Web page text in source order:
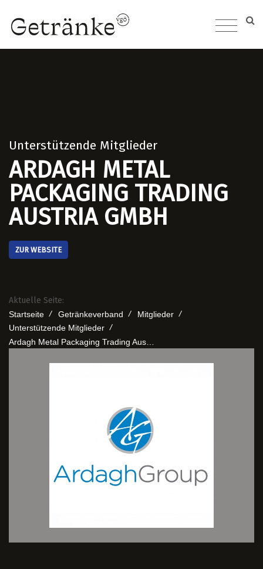
Unterstützende Mitglieder
ARDAGH METAL
PACKAGING TRADING
AUSTRIA GMBH
ZUR WEBSITE
Aktuelle Seite:
Startseite / Getränkeverband / Mitglieder /
Unterstützende Mitglieder /